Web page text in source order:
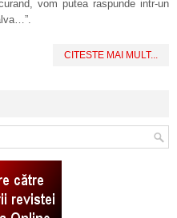
vom putea raspunde intr-un
CITESTE MAI MULT...